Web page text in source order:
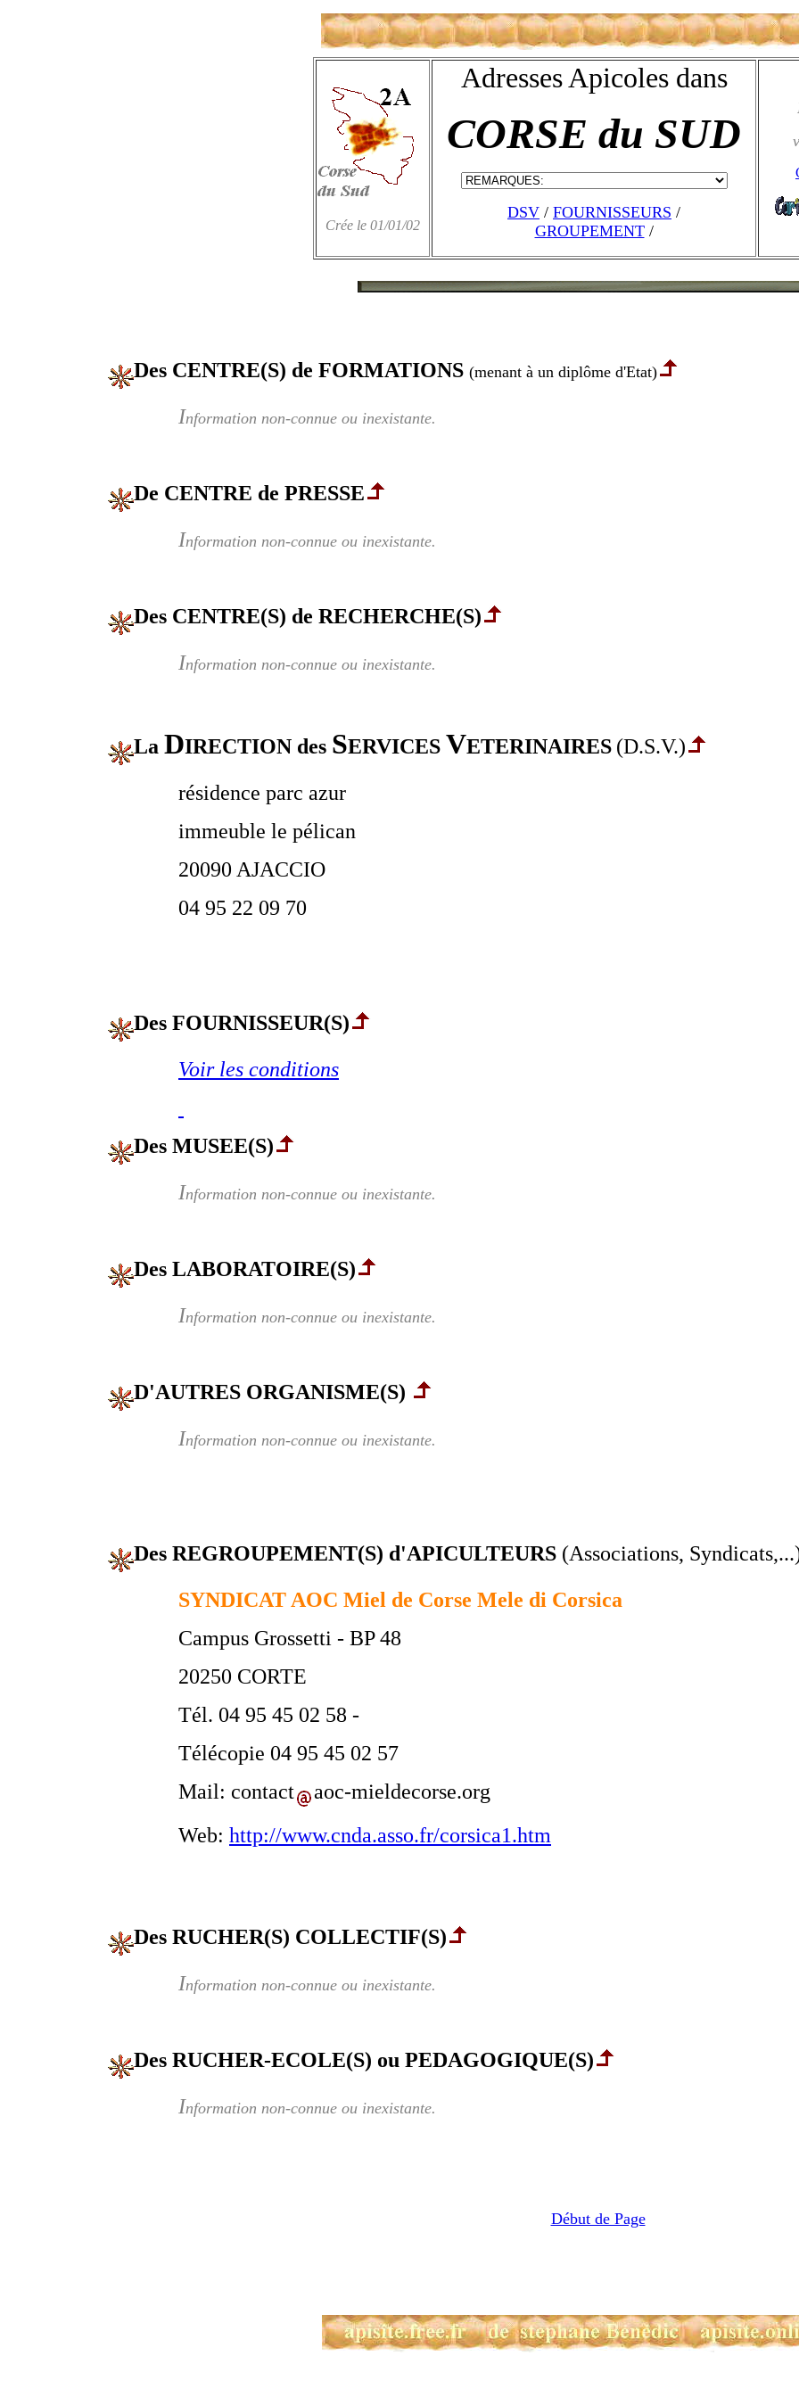
Crée le 01/01/02
Adresses Apicoles dans
CORSE du SUD
DSV / FOURNISSEURS /
GROUPEMENT/
Des CENTRE(S) de FORMATIONS (menant à un diplôme d'Etat)
Information non-connue ou inexistante.
De CENTRE de PRESSE
Information non-connue ou inexistante.
Des CENTRE(S) de RECHERCHE(S)
Information non-connue ou inexistante.
La DIRECTION des SERVICES VETERINAIRES (D.S.V.)
résidence parc azur
immeuble le pélican
20090 AJACCIO
04 95 22 09 70
Des FOURNISSEUR(S)
Voir les conditions
Des MUSEE(S)
Information non-connue ou inexistante.
Des LABORATOIRE(S)
Information non-connue ou inexistante.
D'AUTRES ORGANISME(S)
Information non-connue ou inexistante.
Des REGROUPEMENT(S) d'APICULTEURS (Associations,
SYNDICAT AOC Miel de Corse Mele di Corsica
Campus Grossetti - BP 48
20250 CORTE
Tél. 04 95 45 02 58 -
Télécopie 04 95 45 02 57
Mail: contact
aoc-mieldecorse.org
Web: http://www.cnda.asso.fr/corsica1.htm
Des RUCHER(S) COLLECTIF(S)
Information non-connue ou inexistante.
Des RUCHER-ECOLE(S) ou PEDAGOGIQUE(S)
Information non-connue ou inexistante.
Début de Page